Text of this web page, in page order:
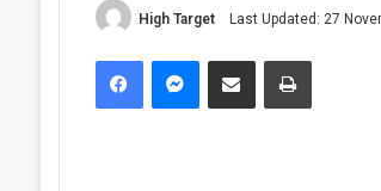
High Target Last Updated: 27
FacebookMessenger
Share via Email Print